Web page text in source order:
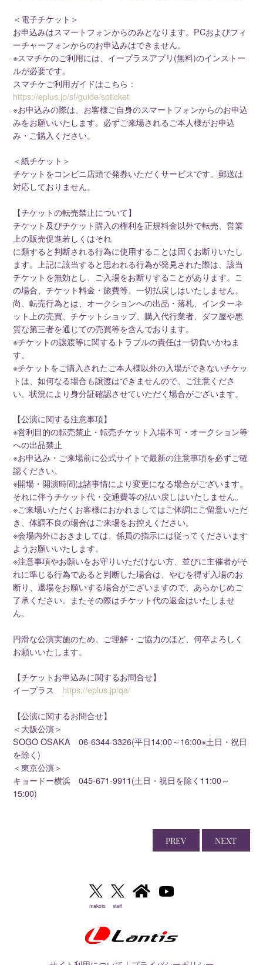
＜電子チケット＞
お申込みはスマートフォンからのみとなります。PCおよびフィ
ーチャーフォンからのお申込みはできません。
※スマチケのご利用には、イープラスアプリ(無料)のインストー
ルが必要です。
スマチケご利用ガイドはこちら：
https://eplus.jp/sf/guide/spticket
※お申込みの際は、お客様ご自身のスマートフォンからのお申込
みをお願いいたします。必ずご来場されるご本人様がお申込
み・ご購入ください。
＜紙チケット＞
チケットをコンビニ店頭で発券いただくサービスです。郵送は
対応しておりません。
【チケットの転売禁止について】
チケット及びチケット購入の権利を正規料金以外で転売、営業
上の販売促進若しくはそれ
に類すると判断される行為に使用することは固くお断りいたし
ます。上記に該当すると思われる行為が発見された際は、該当
チケットを無効とし、ご入場をお断りすることがあります。こ
の場合、チケット料金・旅費等、一切払戻しはいたしません。
尚、転売行為とは、オークションへの出品・落札、インターネ
ット上の売買、チケットショップ、購入代行業者、ダフ屋や悪
質な第三者を通じての売買等を含んでおります。
※チケットの譲渡等に関するトラブルの責任は一切負いかねま
す。
※チケットをご購入されたご本人様以外の入場ができないチケッ
トは、如何なる場合も譲渡はできませんので、ご注意くださ
い。状況により身分証確認させていただく場合がございます。
【公演に関する注意事項】
※営利目的の転売禁止・転売チケット入場不可・オークション等
への出品禁止
※お申込み・ご来場前に公式サイトで最新の注意事項を必ずご確
認ください。
※開場・開演時間は諸事情により変更になる場合がございます。
それに伴うチケット代・交通費等の払い戻しはいたしません。
※ご来場いただくお客様におかれましてはご体調にご留意いただ
き、体調不良の場合はご来場をお控えください。
※会場内外におきましては、係員の指示には従ってくださいます
ようお願いいたします。
※注意事項やお願いをお守りいただけない方、並びに主催者がそ
れに準じる行為であると判断した場合は、やむを得ず入場のお
断り、退場をお願いする場合がございますので、あらかじめご
了承ください。またその際はチケット代の返金はいたしませ
ん。
円滑な公演実施のため、ご理解・ご協力のほど、何卒よろしく
お願いいたします。
【チケットお申込みに関するお問合せ】
イープラス https://eplus.jp/qa/
【公演に関するお問合せ】
＜大阪公演＞
SOGO OSAKA 06-6344-3326(平日14:00～16:00※土日・祝日
を除く)
＜東京公演＞
キョードー横浜 045-671-9911(土日・祝日を除く11:00～
15:00)
PREV NEXT
makoto staff